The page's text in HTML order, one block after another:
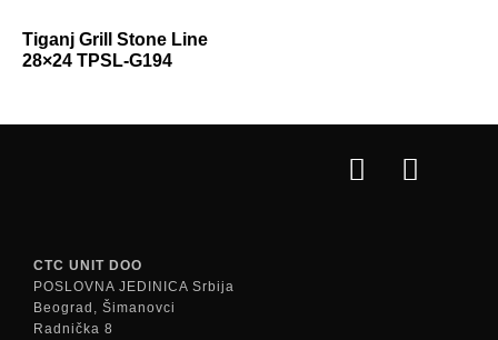
Tiganj Grill Stone Line
28×24 TPSL-G194
CTC UNIT DOO
POSLOVNA JEDINICA Srbija
Beograd, Šimanovci
Radnička 8